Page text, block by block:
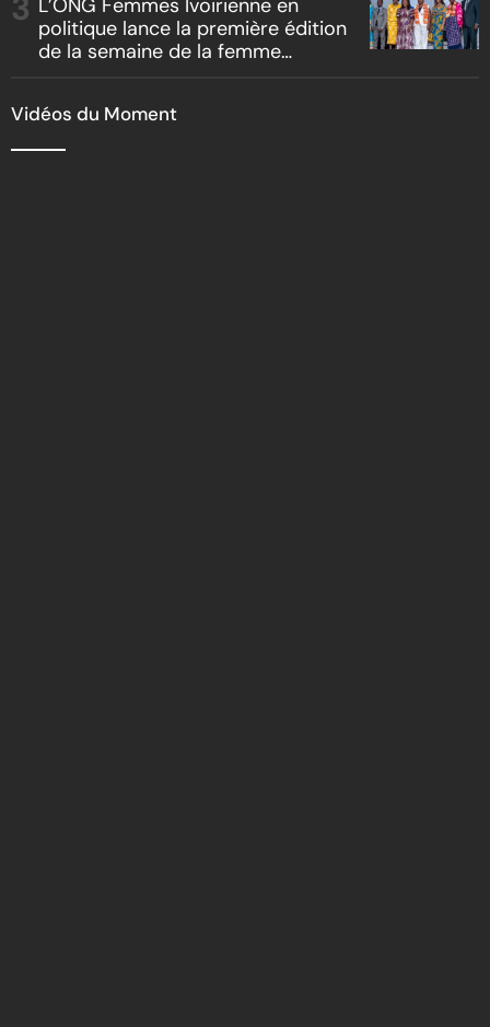
L’ONG Femmes Ivoirienne en
politique lance la première édition
de la semaine de la femme
Vidéos du Moment